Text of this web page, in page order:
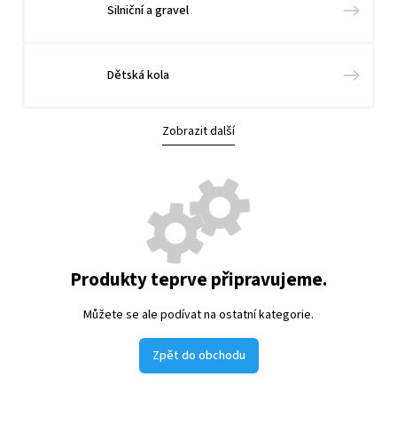
Silniční a gravel
Dětská kola
Zobrazit další
Produkty teprve připravujeme.
Můžete se ale podívat na ostatní kategorie.
Zpět do obchodu